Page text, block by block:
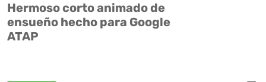
Hermoso corto animado de
ensueño hecho para Google
ATAP